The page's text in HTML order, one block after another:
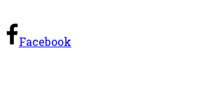
Facebook